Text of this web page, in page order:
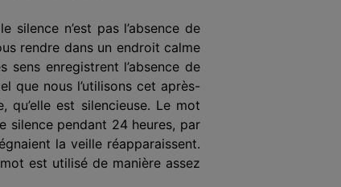
n’est pas l’absence de
rendre dans un endroit calme
sens enregistrent l’absence de
que nous l’utilisons cet après-
qu’elle est silencieuse. Le mot
silence pendant 24 heures, par
la veille réapparaissent.
est utilisé de manière assez